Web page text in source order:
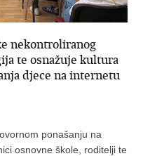
nekontroliranog
te osnažuje kultura
djece na internetu
ponašanju na
osnovne škole, roditelji te